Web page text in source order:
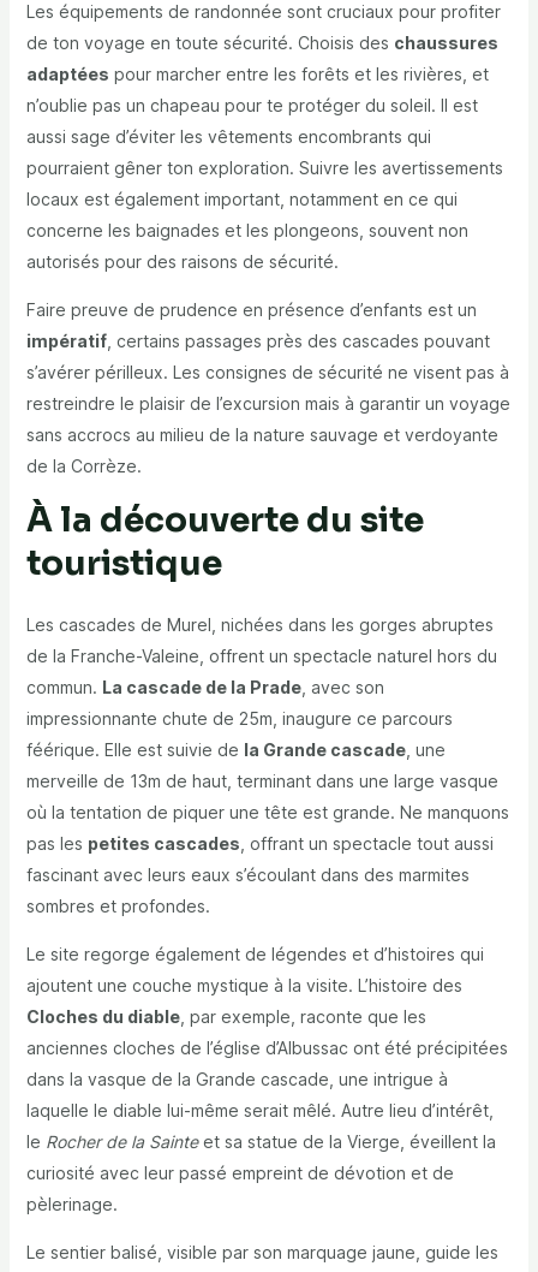
Les équipements de randonnée sont cruciaux pour profiter
de ton voyage en toute sécurité. Choisis des chaussures
adaptées pour marcher entre les forêts et les rivières, et
n’oublie pas un chapeau pour te protéger du soleil. Il est
aussi sage d’éviter les vêtements encombrants qui
pourraient gêner ton exploration. Suivre les avertissements
locaux est également important, notamment en ce qui
concerne les baignades et les plongeons, souvent non
autorisés pour des raisons de sécurité.
Faire preuve de prudence en présence d’enfants est un
impératif, certains passages près des cascades pouvant
s’avérer périlleux. Les consignes de sécurité ne visent pas à
restreindre le plaisir de l’excursion mais à garantir un voyage
sans accrocs au milieu de la nature sauvage et verdoyante
de la Corrèze.
À la découverte du site
touristique
Les cascades de Murel, nichées dans les gorges abruptes
de la Franche-Valeine, offrent un spectacle naturel hors du
commun. La cascade de la Prade, avec son
impressionnante chute de 25m, inaugure ce parcours
féérique. Elle est suivie de la Grande cascade, une
merveille de 13m de haut, terminant dans une large vasque
où la tentation de piquer une tête est grande. Ne manquons
pas les petites cascades , offrant un spectacle tout aussi
fascinant avec leurs eaux s’écoulant dans des marmites
sombres et profondes.
Le site regorge également de légendes et d’histoires qui
ajoutent une couche mystique à la visite. L’histoire des
Cloches du diable, par exemple, raconte que les
anciennes cloches de l’église d’Albussac ont été précipitées
dans la vasque de la Grande cascade, une intrigue à
laquelle le diable lui-même serait mêlé. Autre lieu d’intérêt,
le Rocher de la Sainteet sa statue de la Vierge, éveillent la
curiosité avec leur passé empreint de dévotion et de
pèlerinage.
Le sentier balisé, visible par son marquage jaune, guide les